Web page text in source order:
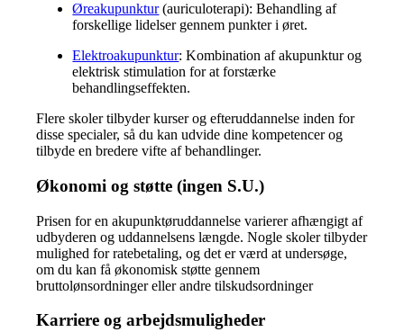
Øreakupunktur(auriculoterapi):Behandling af
forskellige lidelser gennem punkter i øret.
Elektroakupunktur:Kombination af akupunktur og
elektrisk stimulation for at forstærke
behandlingseffekten.
Flere skoler tilbyder kurser og efteruddannelse inden for
disse specialer, så du kan udvide dine kompetencer og
tilbyde en bredere vifte af behandlinger.
Økonomi og støtte (ingen S.U.)
Prisen for en akupunktøruddannelse varierer afhængigt af
udbyderen og uddannelsens længde. Nogle skoler tilbyder
mulighed for ratebetaling, og det er værd at undersøge,
om du kan få økonomisk støtte gennem
bruttolønsordninger eller andre tilskudsordninger
Karriere og arbejdsmuligheder